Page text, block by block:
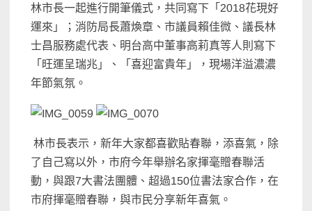
林市長一起進行開筆儀式，共同寫下「 2018花現好
運來」；消防局長蕭煥章、市議員賴佳微、議長林
士昌服務處代表、明台高中董事高莉真等人則寫下
「旺運呈瑞兆」、「喜迎富貴年」，現場洋溢濃濃
年節氣氛。
林市長表示，新年大家都喜歡貼春聯，添喜氣，除
了自己寫以外，市府今年舉辦名家揮毫贈春聯活
動，與跟7大書法團體、超過150位書法家合作，在
市府揮毫贈春聯，與市民分享新年喜氣。